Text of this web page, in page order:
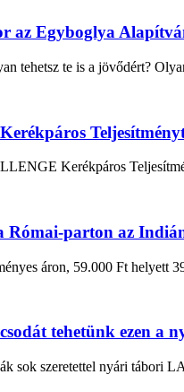
az Egyboglya
tehetsz te is a jövődért?
Kerékpáros
Római-parton az
áron, 59.000 Ft helyett
tehetünk ezen a
sok szeretettel nyári tábori